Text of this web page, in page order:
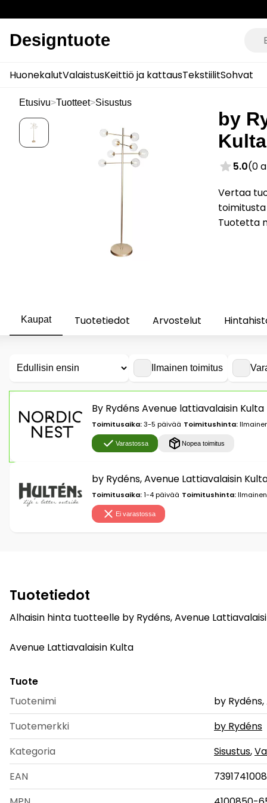
Designtuote
HuonekalutValaistusKeittiö ja kattausTekstiilitSohvat
Etusivu>Tuotteet>Sisustus
by
Kulta
5.0(0
Vertaa
toimitusta
Tuotetta
Kaupat Tuotetiedot Arvostelut
Ilmainen toimitus
By Rydéns Avenue lattiavalaisin Kulta
Toimitusaika:3-5 päivää Toimitushinta:
Varastossa Nopea toimitus
by Rydéns, Avenue Lattiavalaisin
Toimitusaika:1-4 päivää Toimitushinta:
Ei varastossa
Tuotetiedot
Alhaisin hinta tuotteelle by Rydéns, Avenue
Avenue Lattiavalaisin Kulta
Tuote
Tuotenimi
by
Tuotemerkki
by Rydéns
Kategoria
Sisustus,
EAN